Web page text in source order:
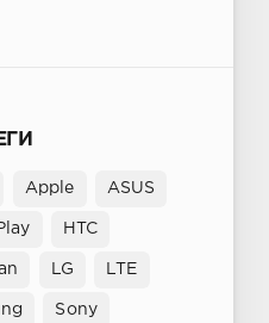
Apple ASUS
HTC
LG LTE
Sony